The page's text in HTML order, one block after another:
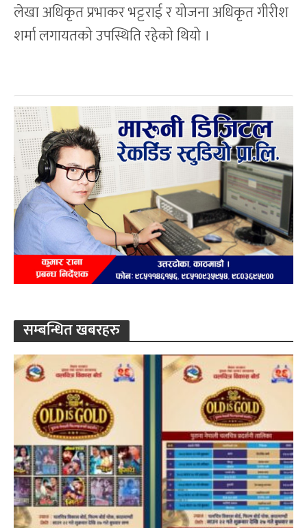
लेखा अधिकृत प्रभाकर भट्टराई र योजना अधिकृत गीरीश
शर्मा लगायतको उपस्थिति रहेको थियो ।
सम्बन्धित खबरहरु